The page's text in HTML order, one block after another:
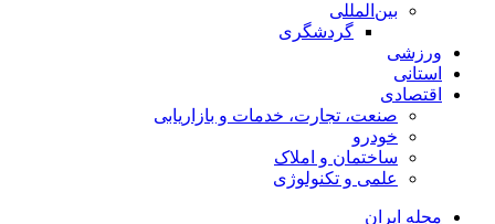
بین‌المللی
گردشگری
ورزشی
استانی
اقتصادی
صنعت، تجارت، خدمات و بازاریابی
خودرو
ساختمان و املاک
علمی و تکنولوژی
مجله ایران